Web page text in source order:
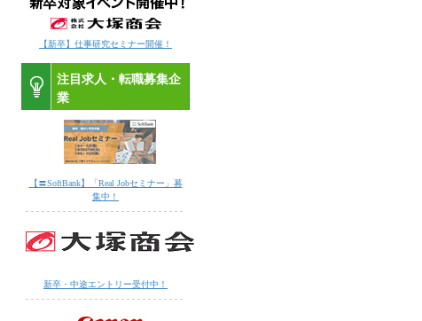
【新卒】仕事研究セミナー開催！
注目求人・転職募集企
業
【〓SoftBank】「Real Jobセミナー」募
集中！
新卒・中途エントリー受付中！